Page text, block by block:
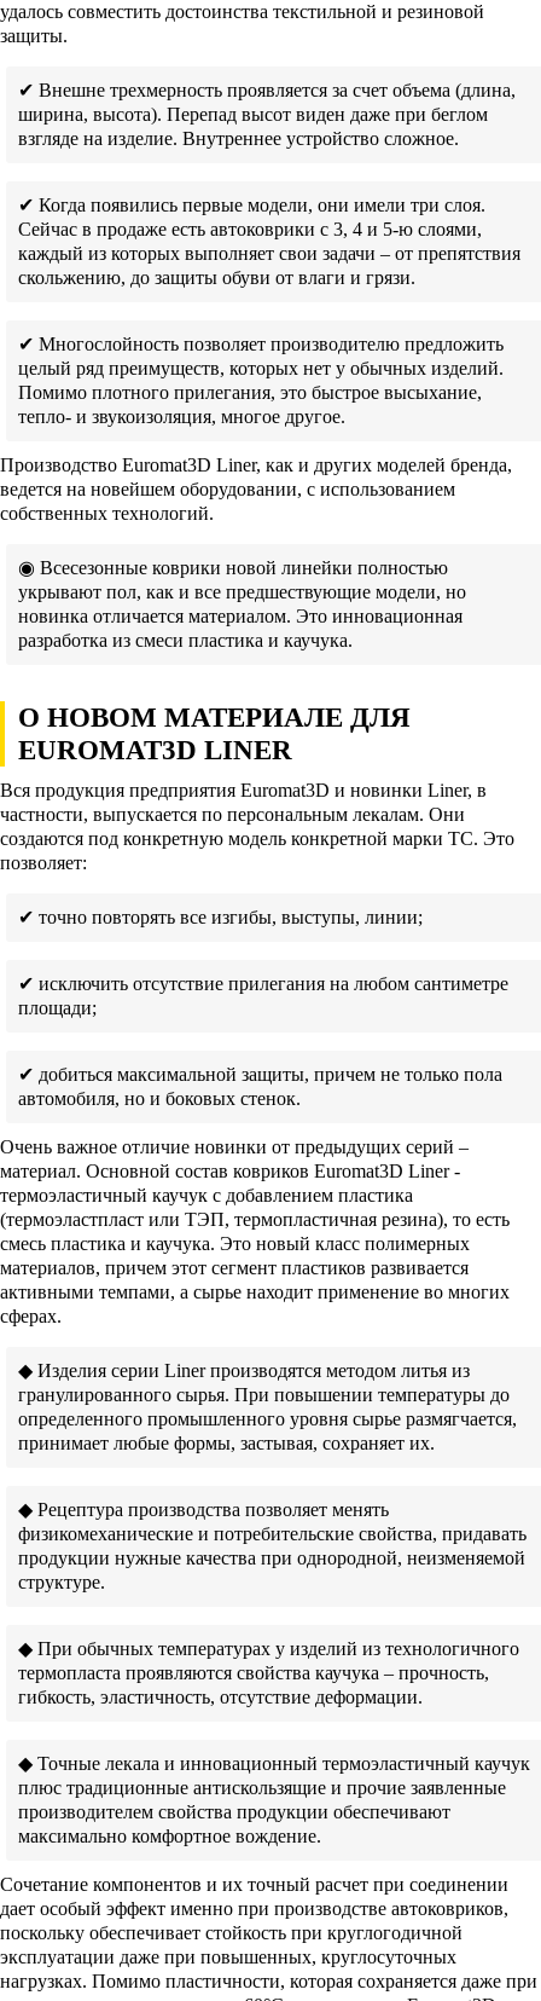
удалось совместить достоинства текстильной и резиновой
защиты.
✔ Внешне трехмерность проявляется за счет объема (длина,
ширина, высота). Перепад высот виден даже при беглом
взгляде на изделие. Внутреннее устройство сложное.
✔ Когда появились первые модели, они имели три слоя.
Сейчас в продаже есть автоковрики с 3, 4 и 5-ю слоями,
каждый из которых выполняет свои задачи – от препятствия
скольжению, до защиты обуви от влаги и грязи.
✔ Многослойность позволяет производителю предложить
целый ряд преимуществ, которых нет у обычных изделий.
Помимо плотного прилегания, это быстрое высыхание,
тепло- и звукоизоляция, многое другое.
Производство Euromat3D Liner, как и других моделей бренда,
ведется на новейшем оборудовании, с использованием
собственных технологий.
◉ Всесезонные коврики новой линейки полностью
укрывают пол, как и все предшествующие модели, но
новинка отличается материалом. Это инновационная
разработка из смеси пластика и каучука.
О НОВОМ МАТЕРИАЛЕ ДЛЯ
EUROMAT3D LINER
Вся продукция предприятия Euromat3D и новинки Liner, в
частности, выпускается по персональным лекалам. Они
создаются под конкретную модель конкретной марки ТС. Это
позволяет:
✔ точно повторять все изгибы, выступы, линии;
✔ исключить отсутствие прилегания на любом сантиметре
площади;
✔ добиться максимальной защиты, причем не только пола
автомобиля, но и боковых стенок.
Очень важное отличие новинки от предыдущих серий –
материал. Основной состав ковриков Euromat3D Liner -
термоэластичный каучук с добавлением пластика
(термоэластпласт или ТЭП, термопластичная резина), то есть
смесь пластика и каучука. Это новый класс полимерных
материалов, причем этот сегмент пластиков развивается
активными темпами, а сырье находит применение во многих
сферах.
◆ Изделия серии Liner производятся методом литья из
гранулированного сырья. При повышении температуры до
определенного промышленного уровня сырье размягчается,
принимает любые формы, застывая, сохраняет их.
◆ Рецептура производства позволяет менять
физикомеханические и потребительские свойства, придавать
продукции нужные качества при однородной, неизменяемой
структуре.
◆ При обычных температурах у изделий из технологичного
термопласта проявляются свойства каучука – прочность,
гибкость, эластичность, отсутствие деформации.
◆ Точные лекала и инновационный термоэластичный каучук
плюс традиционные антискользящие и прочие заявленные
производителем свойства продукции обеспечивают
максимально комфортное вождение.
Сочетание компонентов и их точный расчет при соединении
дает особый эффект именно при производстве автоковриков,
поскольку обеспечивает стойкость при круглогодичной
эксплуатации даже при повышенных, круглосуточных
нагрузках. Помимо пластичности, которая сохраняется даже при